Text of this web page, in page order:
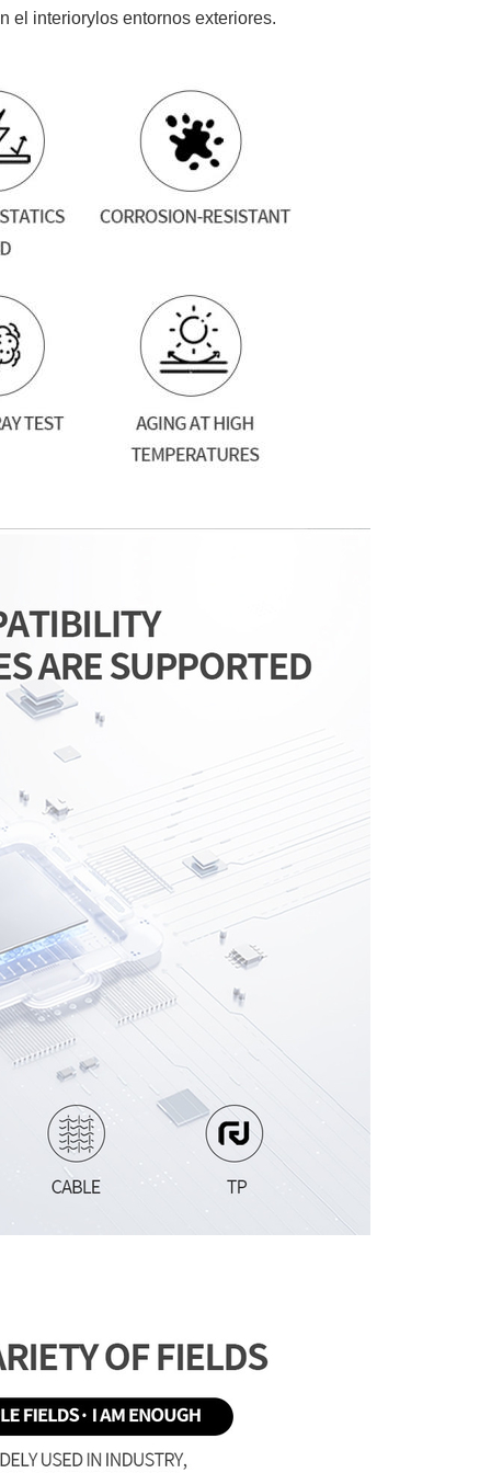
el interiory los entornos exteriores.